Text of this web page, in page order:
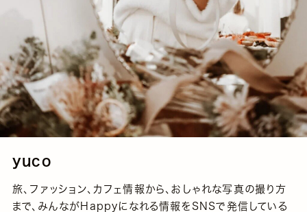
yuco
旅、ファッション、カフェ情報から、おしゃれな写真の撮り方
まで、みんながHappyになれる情報をSNSで発信している